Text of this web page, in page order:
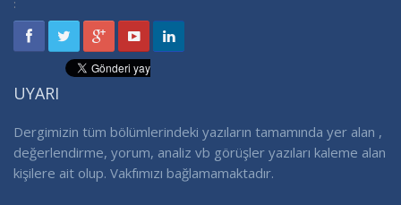
:
UYARI
Dergimizin tüm bölümlerindeki yazıların tamamında yer alan ,
değerlendirme, yorum, analiz vb görüşler yazıları kaleme alan
kişilere ait olup. Vakfımızı bağlamamaktadır.